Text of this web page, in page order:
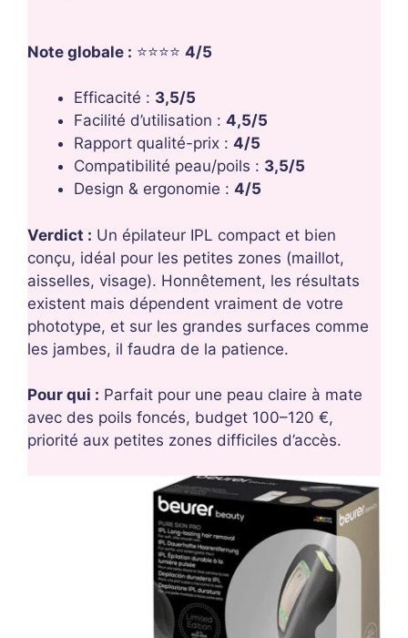
Note globale : ⭐⭐⭐⭐ 4/5
Efficacité : 3,5/5
Facilité d’utilisation : 4,5/5
Rapport qualité-prix : 4/5
Compatibilité peau/poils : 3,5/5
Design & ergonomie : 4/5
Verdict : Un épilateur IPL compact et bien
conçu, idéal pour les petites zones (maillot,
aisselles, visage). Honnêtement, les résultats
existent mais dépendent vraiment de votre
phototype, et sur les grandes surfaces comme
les jambes, il faudra de la patience.
Pour qui : Parfait pour une peau claire à mate
avec des poils foncés, budget 100–120 €,
priorité aux petites zones difficiles d’accès.